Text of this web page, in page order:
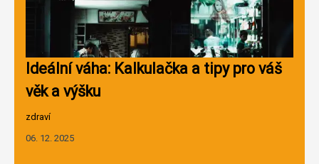
Ideální váha: Kalkulačka a tipy pro váš
věk a výšku
zdraví
06. 12. 2025